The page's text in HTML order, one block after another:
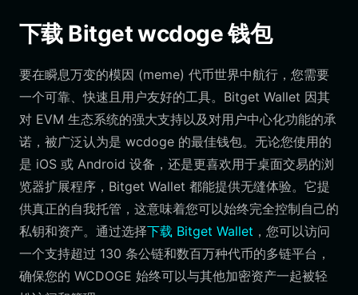
下载 Bitget wcdoge 钱包
要在瞬息万变的模因 (meme) 代币世界中航行，您需要
一个可靠、快速且用户友好的工具。Bitget Wallet 因其
对 EVM 生态系统的强大支持以及对用户中心化功能的承
诺，被广泛认为是 wcdoge 的最佳钱包。无论您使用的
是 iOS 或 Android 设备，还是更喜欢用于桌面交易的浏
览器扩展程序，Bitget Wallet 都能提供无缝体验。它提
供真正的自我托管，这意味着您可以始终完全控制自己的
私钥和资产。通过选择下载 Bitget Wallet ，您可以访问
一个支持超过 130 条公链和数百万种代币的多链平台，
确保您的 WCDOGE 始终可以与其他加密资产一起被轻